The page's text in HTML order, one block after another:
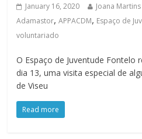
January 16, 2020 Joana Martins
Adamastor,APPACDM, Espaço de
voluntariado
O Espaço de Juventude Fontelo
dia 13, uma visita especial de
de Viseu
Read more